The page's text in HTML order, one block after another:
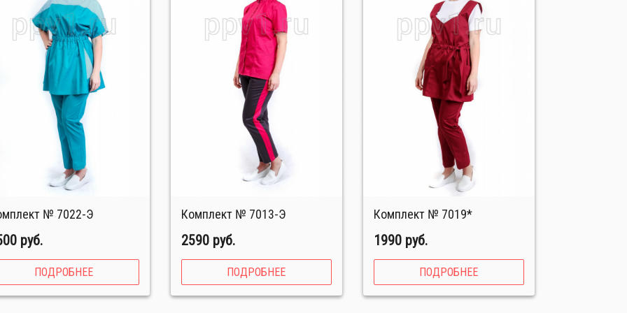
№ 7022-Э
руб.
ПОДРОБНЕЕ
Комплект № 7013-Э
2590 руб.
ПОДРОБНЕЕ
Комплект № 7019*
1990 руб.
ПОДРОБНЕЕ